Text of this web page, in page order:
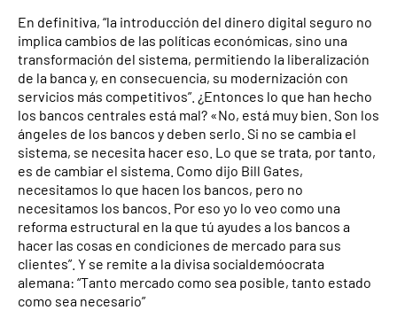
En definitiva, “la introducción del dinero digital seguro no
implica cambios de las políticas económicas, sino una
transformación del sistema, permitiendo la liberalización
de la banca y, en consecuencia, su modernización con
servicios más competitivos”. ¿Entonces lo que han hecho
los bancos centrales está mal? «No, está muy bien. Son los
ángeles de los bancos y deben serlo. Si no se cambia el
sistema, se necesita hacer eso. Lo que se trata, por tanto,
es de cambiar el sistema. Como dijo Bill Gates,
necesitamos lo que hacen los bancos, pero no
necesitamos los bancos. Por eso yo lo veo como una
reforma estructural en la que tú ayudes a los bancos a
hacer las cosas en condiciones de mercado para sus
clientes”. Y se remite a la divisa socialdemóocrata
alemana: “Tanto mercado como sea posible, tanto estado
como sea necesario”